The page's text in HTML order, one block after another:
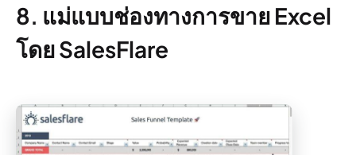
8. แม่แบบช่องทางการขาย Excel
โดย SalesFlare